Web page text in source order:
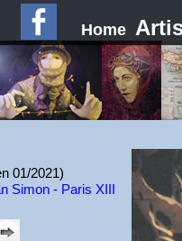
Home
01/2021)
Simon - Paris XIII